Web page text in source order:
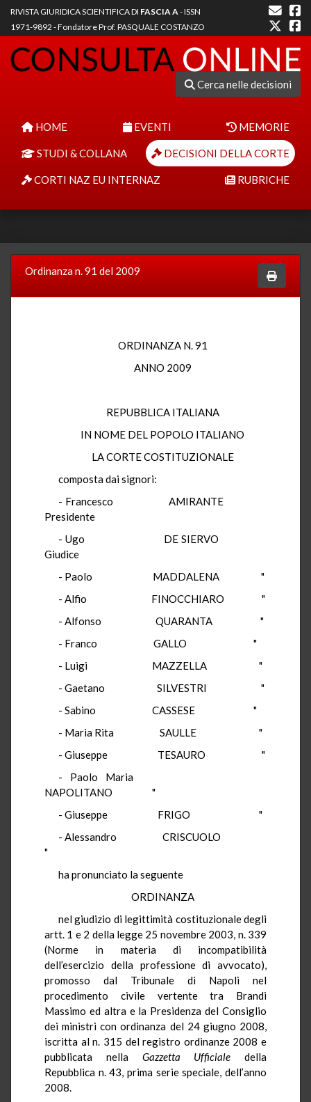
RIVISTA GIURIDICA SCIENTIFICA DI FASCIA A- ISSN
1971-9892 - Fondatore Prof. PASQUALE COSTANZO
Cerca nelle decisioni
HOME EVENTI MEMORIE
STUDI & COLLANA DECISIONI DELLA CORTE
CORTI NAZ EU INTERNAZ RUBRICHE
Ordinanza n. 91 del 2009
ORDINANZA N. 91
ANNO 2009
REPUBBLICA ITALIANA
IN NOME DEL POPOLO ITALIANO
LA CORTE COSTITUZIONALE
composta dai signori:
- Francesco AMIRANTE
Presidente
- Ugo DE SIERVO
Giudice
- Paolo MADDALENA "
- Alfio FINOCCHIARO "
- Alfonso QUARANTA "
- Franco GALLO "
- Luigi MAZZELLA "
- Gaetano SILVESTRI "
- Sabino CASSESE "
- Maria Rita SAULLE "
- Giuseppe TESAURO "
- Paolo Maria
NAPOLITANO "
- Giuseppe FRIGO "
- Alessandro CRISCUOLO
"
ha pronunciato la seguente
ORDINANZA
nel giudizio di legittimità costituzionale degli
artt. 1 e 2 della legge 25 novembre 2003, n. 339
(Norme in materia di incompatibilità
dell’esercizio della professione di avvocato),
promosso dal Tribunale di Napoli nel
procedimento civile vertente tra Brandi
Massimo ed altra e la Presidenza del Consiglio
dei ministri con ordinanza del 24 giugno 2008,
iscritta al n. 315 del registro ordinanze 2008 e
pubblicata nella Gazzetta Ufficiale della
Repubblica n. 43, prima serie speciale, dell’anno
2008.